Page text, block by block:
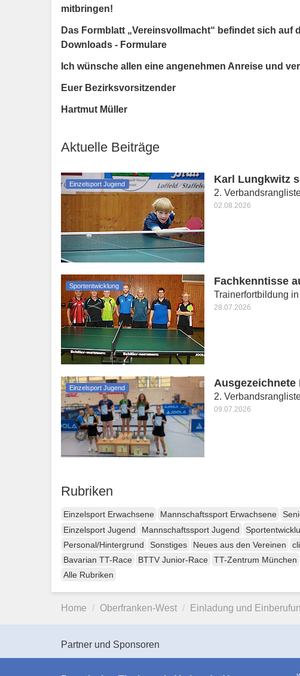
mitbringen!
Das Formblatt „Vereinsvollmacht“ befindet sich auf
Downloads - Formulare
Ich wünsche allen eine angenehmen Anreise und
Euer Bezirksvorsitzender
Hartmut Müller
Aktuelle Beiträge
Einzelsport Jugend Karl Lungkwitz
2.
02.08.2026
Sportentwicklung Fachkenntisse
Trainerfortbildung
28.07.2026
Einzelsport Jugend Ausgezeichnete
2.
09.07.2026
Rubriken
Einzelsport Erwachsene Mannschaftssport Erwachsene
Einzelsport Jugend
Mannschaftssport Jugend
Personal/Hintergrund
Sonstiges Neues aus den Vereinen
Bavarian TT-Race
BTTV Junior-Race TT-Zentrum München
Alle Rubriken
Home Oberfranken-West Einladung und
Partner und Sponsoren